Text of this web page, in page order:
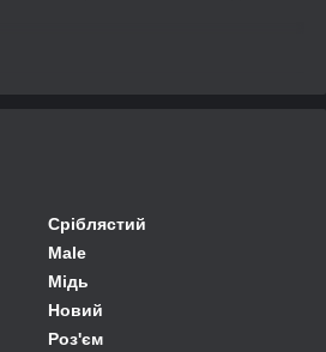
Сріблястий
Male
Мідь
Новий
Роз'єм